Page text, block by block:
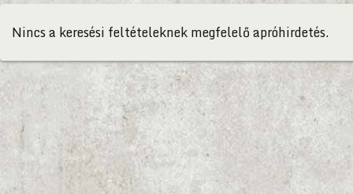
Nincs a keresési feltételeknek megfelelő apróhirdetés.